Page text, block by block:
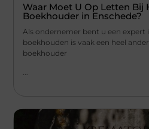
Waar Moet U Op Letten Bij
Boekhouder in Enschede?
Als ondernemer bent u een expert
boekhouden is vaak een heel
boekhouder
...